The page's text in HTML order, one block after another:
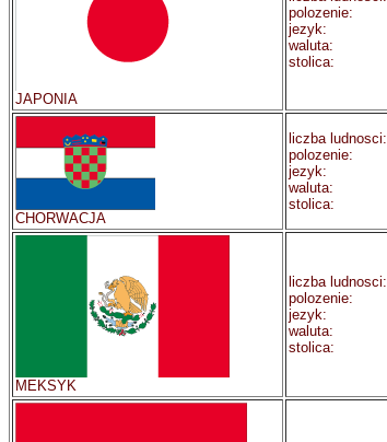
JAPONIA
polozenie:
jezyk:
waluta:
stolica:
CHORWACJA
liczba ludnosci:
polozenie:
jezyk:
waluta:
stolica:
MEKSYK
liczba ludnosci:
polozenie:
jezyk:
waluta:
stolica: